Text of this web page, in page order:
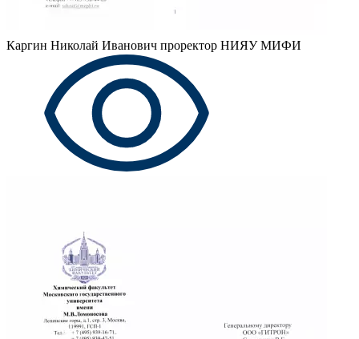
Каргин Николай Иванович проректор НИЯУ МИФИ